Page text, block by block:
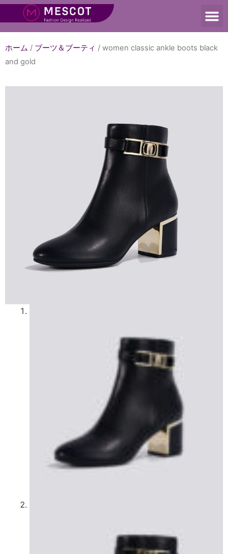
ホーム / ブーツ＆ブーティ / women classic ankle boots black
and gold